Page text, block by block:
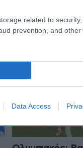
related to
prevention, and other
Data Access
ΟΛΑ